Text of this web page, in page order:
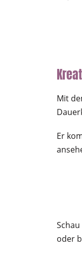
Mit
Er
oder